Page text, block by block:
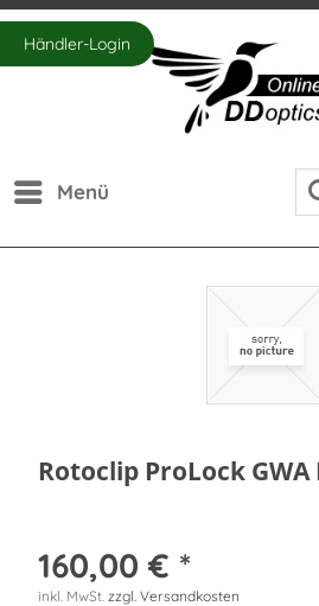
Händler-Login
Menü
Rotoclip ProLock GWA
160,00 € *
inkl. MwSt. zzgl. Versandkosten